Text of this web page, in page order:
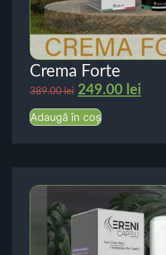
Crema Forte
389.00lei 249.00 lei
Adaugă în coș